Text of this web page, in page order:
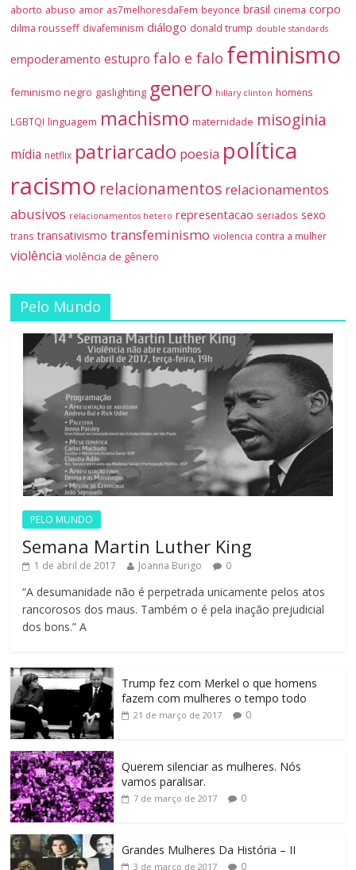
aborto abuso amor as7melhoresdaFem beyonce brasil cinema corpo
dilma rousseff divafeminism diálogo donald trump double standards
empoderamento estupro falo e falo feminismo
feminismo negro gaslighting genero hillary clinton homens
LGBTQI linguagem machismo maternidade misoginia
mídia netflix patriarcado poesia política
racismo relacionamentos relacionamentos
abusivos relacionamentos hetero representacao seriados sexo
trans transativismo transfeminismo violencia contra a mulher
violência violência de gênero
Pelo Mundo
PELO MUNDO
Semana Martin Luther King
1 de abril de 2017 Joanna Burigo 0
“A desumanidade não é perpetrada unicamente pelos atos
rancorosos dos maus. Também o é pela inação prejudicial
dos bons.” A
Trump fez com Merkel o que homens
fazem com mulheres o tempo todo
21 de março de 2017 0
Querem silenciar as mulheres. Nós
vamos paralisar.
7 de março de 2017 0
Grandes Mulheres Da História – II
3 de março de 2017 0